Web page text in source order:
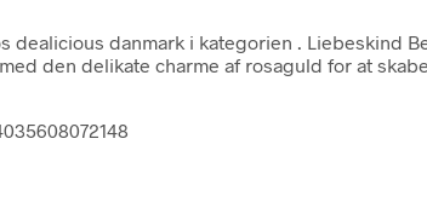
dealicious danmark i kategorien
. Liebeskind
den delikate charme af rosaguld for at